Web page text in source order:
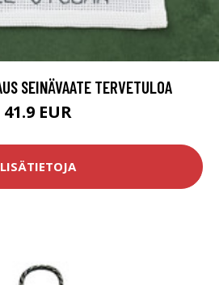
SEINÄVAATE TERVETULOA
41.9 EUR
LISÄTIETOJA